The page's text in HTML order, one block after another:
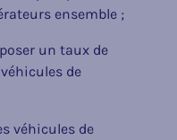
ensemble ;
un taux de
de
véhicules de